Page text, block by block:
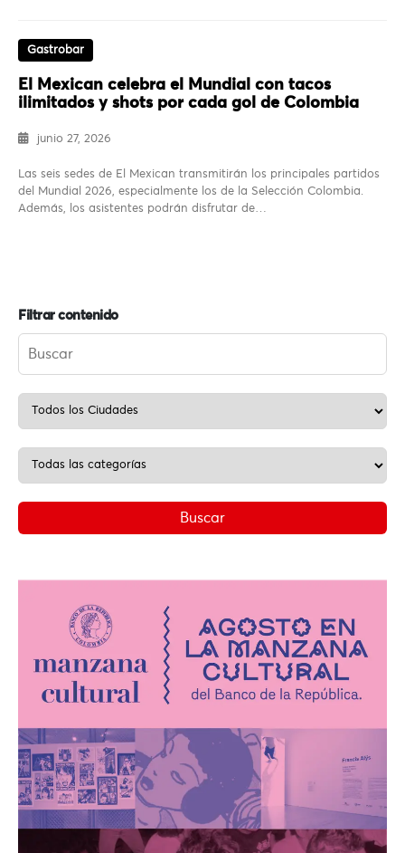
Gastrobar
El Mexican celebra el Mundial con tacos
ilimitados y shots por cada gol de Colombia
junio 27, 2026
Las seis sedes de El Mexican transmitirán los principales partidos
del Mundial 2026, especialmente los de la Selección Colombia.
Además, los asistentes podrán disfrutar de…
Filtrar contenido